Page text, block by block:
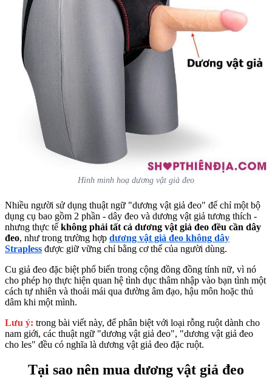
Hình minh hoạ dương vật giả đeo
Nhiều người sử dụng thuật ngữ "dương vật giả đeo" để chỉ một bộ
dụng cụ bao gồm 2 phần - dây đeo và dương vật giả tương thích -
nhưng thực tế không phải tất cả dương vật giả đeo đều cần dây
đeo, như trong trường hợp dương vật giả đeo không dây
Strapless được giữ vững chỉ bằng cơ thể của người dùng.
Cu giả đeo đặc biệt phổ biến trong cộng đồng đồng tính nữ, vì nó
cho phép họ thực hiện quan hệ tình dục thâm nhập vào bạn tình một
cách tự nhiên và thoải mái qua đường âm đạo, hậu môn hoặc thủ
dâm khi một mình.
Lưu ý: trong bài viết này, để phân biệt với loại rỗng ruột dành cho
nam giới, các thuật ngữ "dương vật giả đeo", "dương vật giả đeo
cho les" đều có nghĩa là dương vật giả đeo đặc ruột.
Tại sao nên mua dương vật giả đeo